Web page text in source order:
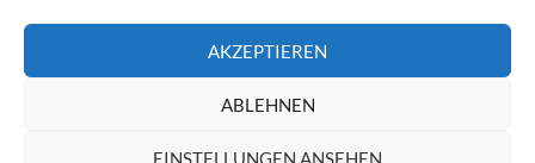
AKZEPTIEREN
ABLEHNEN
EINSTELLUNGEN ANSEHEN
Partnerprogramme, Vertriebskanäle- und…
Telekommunikationsdienstleister, Internet…
Vereine, Verbände, Vereinigungen und Lobbyisten
Web-Rotlichtbezirk, Erotik- und XXX-Anbieter
Sonstige Dienstleister, Profiteure und Kooperationen